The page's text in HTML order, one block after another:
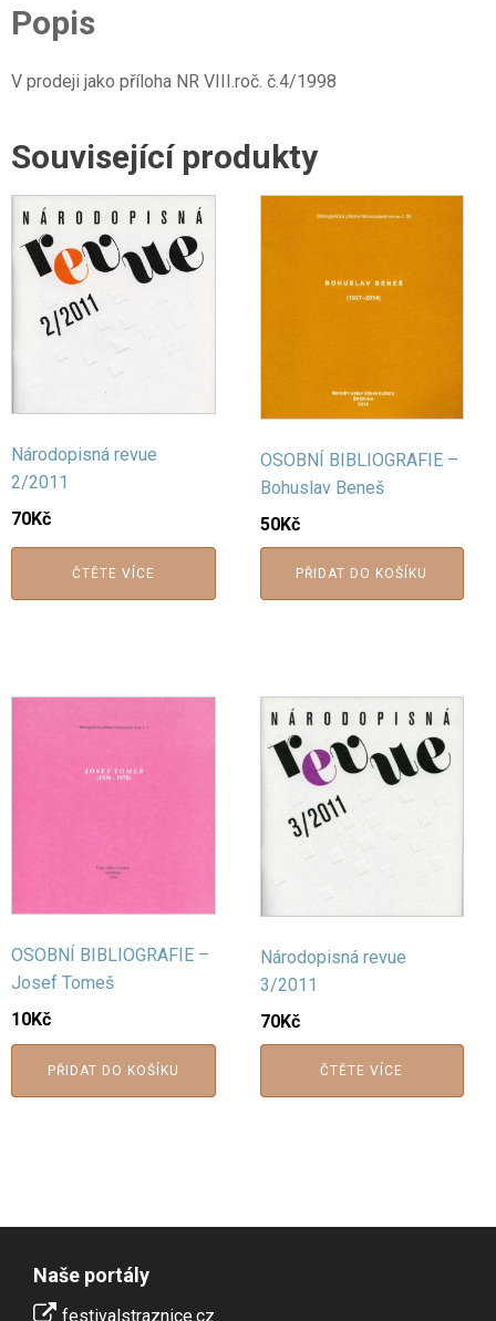
Popis
V prodeji jako příloha NR VIII.roč. č.4/1998
Související produkty
Národopisná revue
2/2011
70Kč
ČTĚTE VÍCE
OSOBNÍ BIBLIOGRAFIE –
Bohuslav Beneš
50Kč
PŘIDAT DO KOŠÍKU
OSOBNÍ BIBLIOGRAFIE –
Josef Tomeš
10Kč
PŘIDAT DO KOŠÍKU
Národopisná revue
3/2011
70Kč
ČTĚTE VÍCE
Naše portály
festivalstraznice.cz